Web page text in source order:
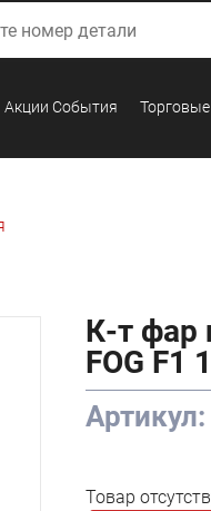
Акции События
К-т фар
FOG F1
Артикул:
Товар